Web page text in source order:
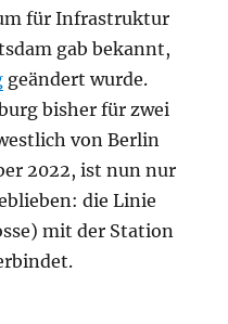
für Infrastruktur
gab bekannt,
geändert wurde.
bisher für zwei
von Berlin
2022, ist nun nur
die Linie
mit der Station